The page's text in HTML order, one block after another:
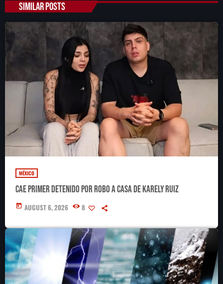
SIMILAR POSTS
MÉXICO
Cae primer detenido por robo a casa de Karely Ruiz
today AUGUST 6, 2026 8